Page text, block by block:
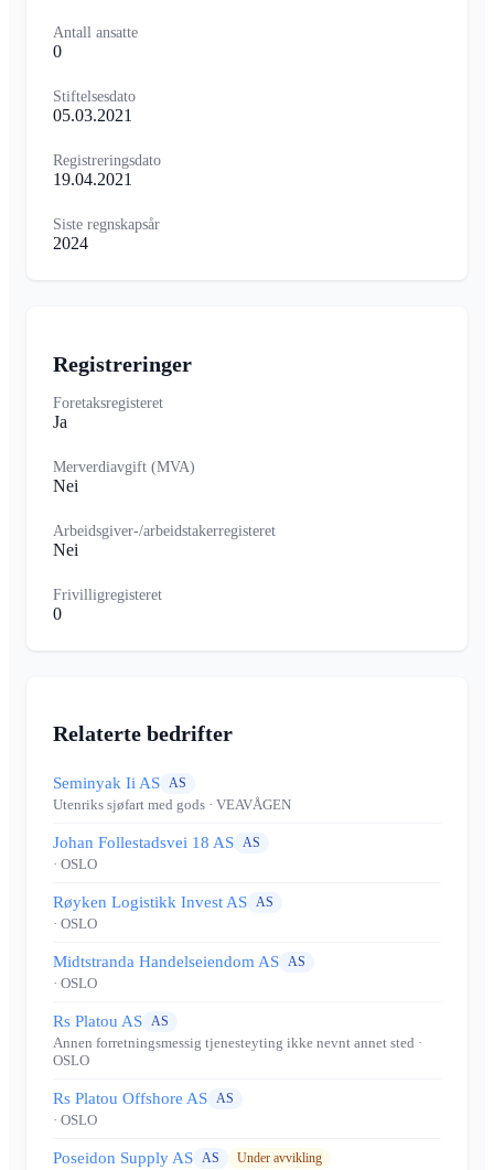
Antall ansatte
0
Stiftelsesdato
05.03.2021
Registreringsdato
19.04.2021
Siste regnskapsår
2024
Registreringer
Foretaksregisteret
Ja
Merverdiavgift (MVA)
Nei
Arbeidsgiver-/arbeidstakerregisteret
Nei
Frivilligregisteret
0
Relaterte bedrifter
Seminyak Ii AS AS
Utenriks sjøfart med gods · VEAVÅGEN
Johan Follestadsvei 18 AS AS
· OSLO
Røyken Logistikk Invest AS AS
· OSLO
Midtstranda Handelseiendom AS AS
· OSLO
Rs Platou AS AS
Annen forretningsmessig tjenesteyting ikke nevnt annet sted ·
OSLO
Rs Platou Offshore AS AS
· OSLO
Poseidon Supply AS AS Under avvikling